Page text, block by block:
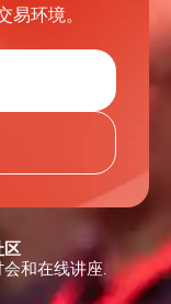
环境。
区
和在线讲座.